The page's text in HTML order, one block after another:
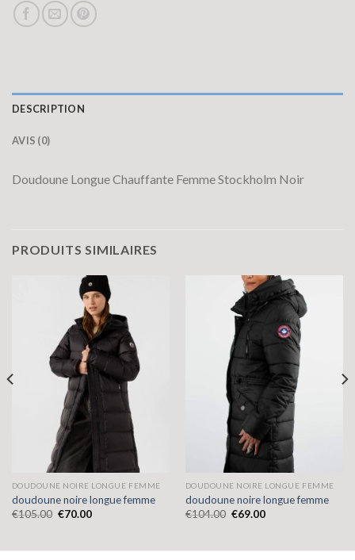
DESCRIPTION
AVIS (0)
Doudoune Longue Chauffante Femme Stockholm Noir
PRODUITS SIMILAIRES
DOUDOUNE NOIRE LONGUE FEMME
doudoune noire longue femme
€105.00 €70.00
DOUDOUNE NOIRE LONGUE FEMME
doudoune noire longue femme
€104.00 €69.00